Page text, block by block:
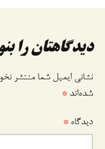
نوشته
دیدگاهتان را
نشانی ایمیل شما منتشر
شده‌اند *
دیدگاه *